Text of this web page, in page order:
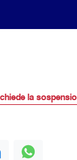
la